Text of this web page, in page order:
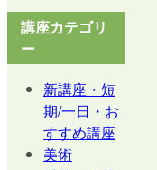
講座カテゴリ
ー
新講座・短
期/一日・お
すすめ講座
美術